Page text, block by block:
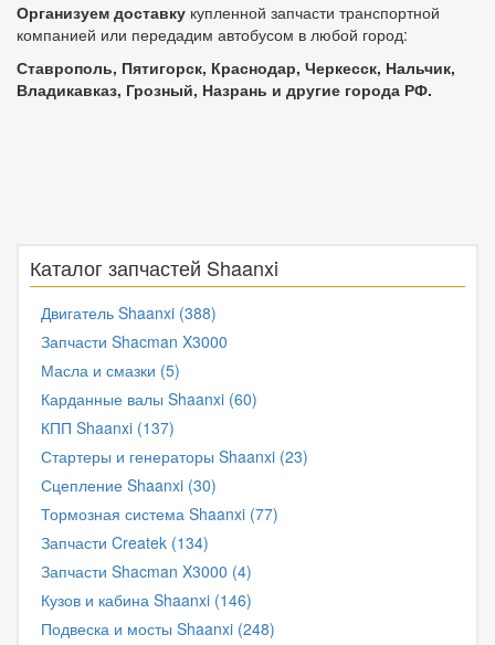
Организуем доставку купленной запчасти транспортной
компанией или передадим автобусом в любой город:
Ставрополь, Пятигорск, Краснодар, Черкесск, Нальчик,
Владикавказ, Грозный, Назрань и другие города РФ.
Каталог запчастей Shaanxi
Двигатель Shaanxi (388)
Запчасти Shacman X3000
Масла и смазки (5)
Карданные валы Shaanxi (60)
КПП Shaanxi (137)
Стартеры и генераторы Shaanxi (23)
Сцепление Shaanxi (30)
Тормозная система Shaanxi (77)
Запчасти Createk (134)
Запчасти Shacman X3000 (4)
Кузов и кабина Shaanxi (146)
Подвеска и мосты Shaanxi (248)